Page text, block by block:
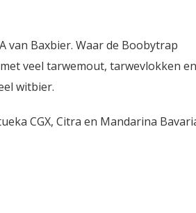
van Baxbier. Waar de Boobytrap
veel tarwemout, tarwevlokken en
witbier.
CGX, Citra en Mandarina